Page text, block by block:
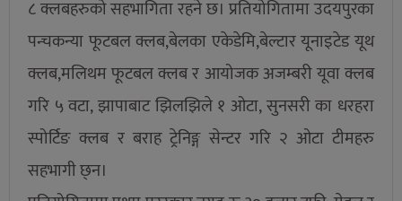
८ क्लबहरुको सहभागिता रहने छ। प्रतियोगितामा उदयपुरका
पन्चकन्या फूटबल क्लब,बेलका एकेडेमि,बेल्टार यूनाइटेड यूथ
क्लब,मलिथम फूटबल क्लब र आयोजक अजम्बरी यूवा क्लब
गरि ५ वटा, झापाबाट झिलझिले १ ओटा, सुनसरी का धरहरा
स्पोर्टिङ क्लब र बराह ट्रेनिङ्ग सेन्टर गरि २ ओटा टीमहरु
सहभागी छ्न।